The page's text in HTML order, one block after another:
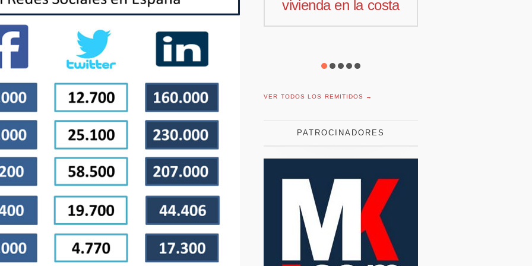
de ampliar el
teletrabajo
vivienda en la costa
comercial para
Offcoustic Iberia
VER TODOS LOS REMITIDOS →
PATROCINADORES